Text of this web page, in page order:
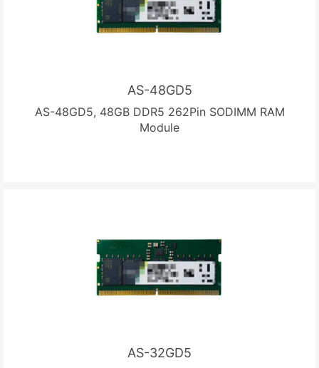
AS-48GD5
AS-48GD5, 48GB DDR5 262Pin SODIMM RAM
Module
AS-32GD5